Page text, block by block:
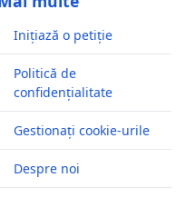
Inițiază o petiție
Politică de
confidențialitate
Gestionați cookie-urile
Despre noi